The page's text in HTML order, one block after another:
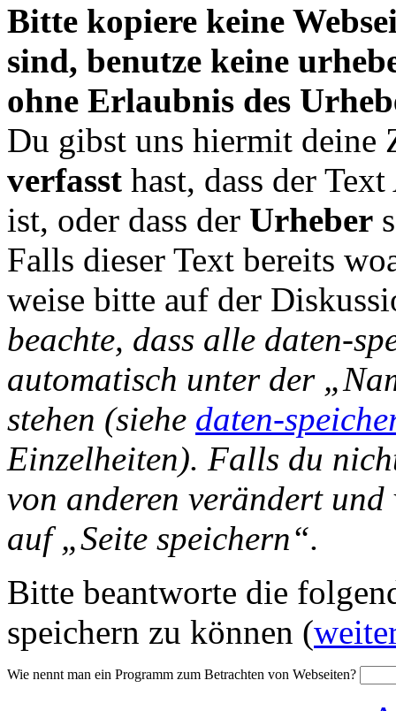
Bitte kopiere keine
sind, benutze keine
ohne Erlaubnis des
Du gibst uns hiermit deine
verfasst hast, dass der
ist, oder dass der Urheber
Falls dieser Text bereits
weise bitte auf der
beachte, dass alle daten-
automatisch unter der
stehen (siehe daten-
Einzelheiten). Falls du
von anderen verändert
auf „Seite speichern“.
Bitte beantworte die
speichern zu können (
Wie nennt man ein Programm zum Betrachten von Webseiten?